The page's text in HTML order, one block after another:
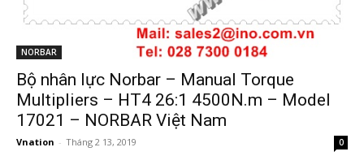
NORBAR
Bộ nhân lực Norbar – Manual Torque
Multipliers – HT4 26:1 4500N.m – Model
17021 – NORBAR Việt Nam
Vnation - Tháng 2 13, 2019 0